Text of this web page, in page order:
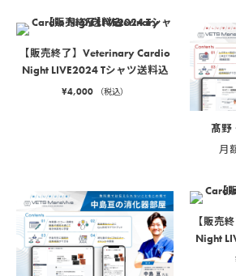
【販売終了】Veterinary Cardio
Night LIVE2024 Tシャツ送料込
¥4,000 （税込）
髙野
月
【販売
Night